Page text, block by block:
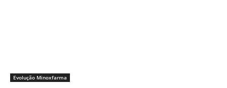
Evolução Minoxfarma